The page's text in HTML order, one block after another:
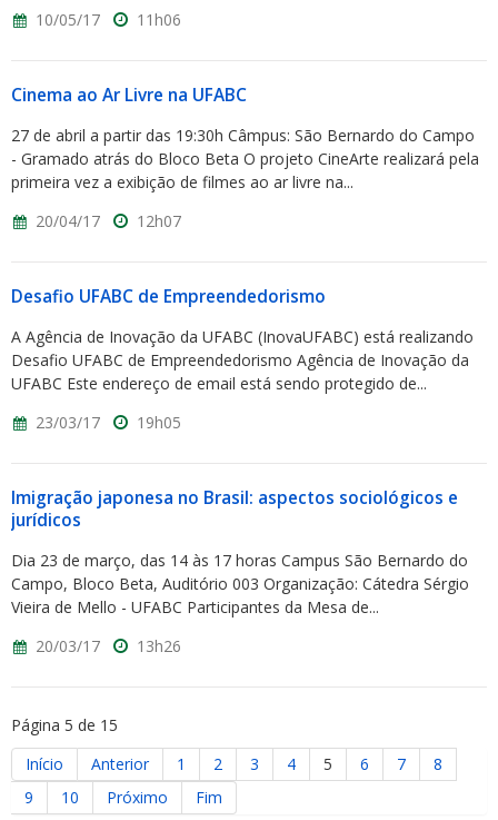
10/05/17 11h06
Cinema ao Ar Livre na UFABC
27 de abril a partir das 19:30h Câmpus: São Bernardo do Campo
- Gramado atrás do Bloco Beta O projeto CineArte realizará pela
primeira vez a exibição de filmes ao ar livre na...
20/04/17
12h07
Desafio UFABC de Empreendedorismo
A Agência de Inovação da UFABC (InovaUFABC) está realizando
Desafio UFABC de Empreendedorismo Agência de Inovação da
UFABC Este endereço de email está sendo protegido de...
23/03/17
19h05
Imigração japonesa no Brasil: aspectos sociológicos e
jurídicos
Dia 23 de março, das 14 às 17 horas Campus São Bernardo do
Campo, Bloco Beta, Auditório 003 Organização: Cátedra Sérgio
Vieira de Mello - UFABC Participantes da Mesa de...
20/03/17
13h26
Página 5 de 15
Início
Anterior 1 2 3 4 5 6 7
8
9
10 Próximo Fim